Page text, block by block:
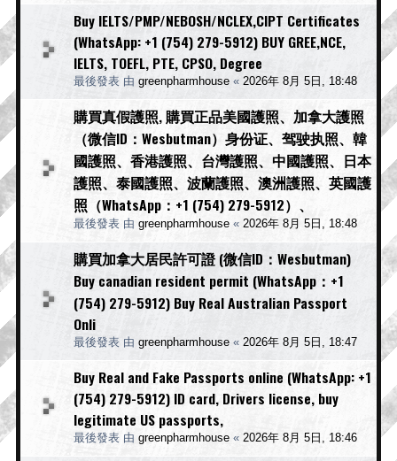
Buy IELTS/PMP/NEBOSH/NCLEX,CIPT Certificates
(WhatsApp: +1 (754) 279-5912) BUY GREE,NCE,
IELTS, TOEFL, PTE, CPSO, Degree
最後發表 由 greenpharmhouse « 2026年 8月 5日, 18:48
購買真假護照, 購買正品美國護照、加拿大護照
（微信ID：Wesbutman）身份证、驾驶执照、韓
國護照、香港護照、台灣護照、中國護照、日本
護照、泰國護照、波蘭護照、澳洲護照、英國護
照（WhatsApp：+1 (754) 279-5912）、
最後發表 由 greenpharmhouse « 2026年 8月 5日, 18:48
購買加拿大居民許可證 (微信ID：Wesbutman)
Buy canadian resident permit (WhatsApp：+1
(754) 279-5912) Buy Real Australian Passport
Onli
最後發表 由 greenpharmhouse « 2026年 8月 5日, 18:47
Buy Real and Fake Passports online (WhatsApp: +1
(754) 279-5912) ID card, Drivers license, buy
legitimate US passports,
最後發表 由 greenpharmhouse « 2026年 8月 5日, 18:46